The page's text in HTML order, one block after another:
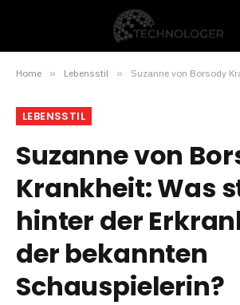
Home » Lebensstil » Suzanne von Borsody Krankheit: Was steckt hinter
LEBENSSTIL
Suzanne von
Krankheit: Was
hinter der
der bekannten
Schauspielerin?